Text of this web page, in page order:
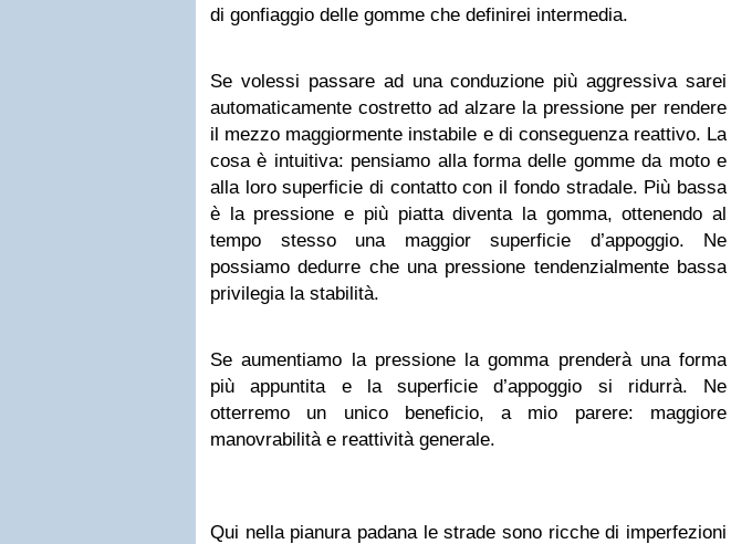
di gonfiaggio delle gomme che definirei intermedia.
Se volessi passare ad una conduzione più aggressiva sarei
automaticamente costretto ad alzare la pressione per rendere
il mezzo maggiormente instabile e di conseguenza reattivo. La
cosa è intuitiva: pensiamo alla forma delle gomme da moto e
alla loro superficie di contatto con il fondo stradale. Più bassa
è la pressione e più piatta diventa la gomma, ottenendo al
tempo stesso una maggior superficie d’appoggio. Ne
possiamo dedurre che una pressione tendenzialmente bassa
privilegia la stabilità.
Se aumentiamo la pressione la gomma prenderà una forma
più appuntita e la superficie d’appoggio si ridurrà. Ne
otterremo un unico beneficio, a mio parere: maggiore
manovrabilità e reattività generale.
Qui nella pianura padana le strade sono ricche di imperfezioni